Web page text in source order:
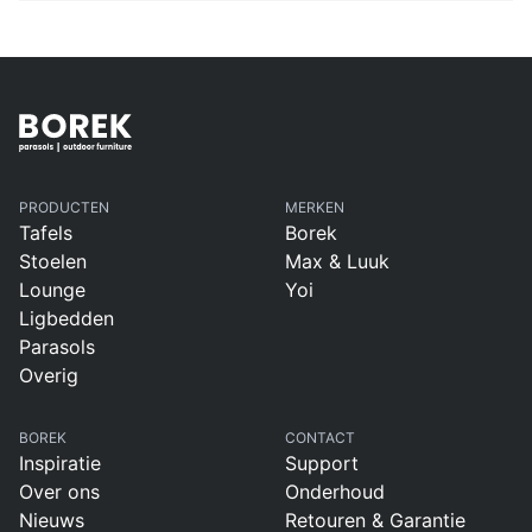
PRODUCTEN
Tafels
Stoelen
Lounge
Ligbedden
Parasols
Overig
MERKEN
Borek
Max & Luuk
Yoi
BOREK
Inspiratie
Over ons
Nieuws
CONTACT
Support
Onderhoud
Retouren & Garantie